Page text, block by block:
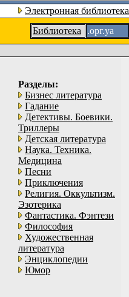
Электронная библиотека
Библиотека
.орг.уа
Разделы:
Бизнес литература
Гадание
Детективы. Боевики.
Триллеры
Детская литература
Наука. Техника.
Медицина
Песни
Приключения
Религия. Оккультизм.
Эзотерика
Фантастика. Фэнтези
Философия
Художественная
литература
Энциклопедии
Юмор